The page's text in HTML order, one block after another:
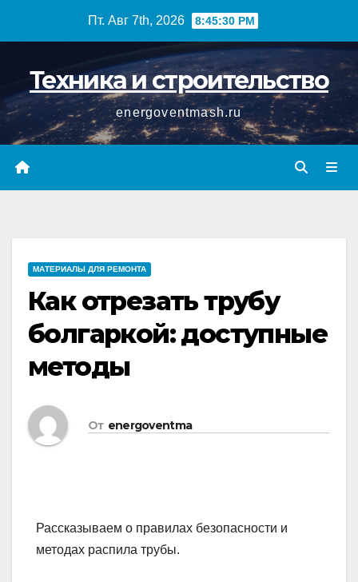
Пт. Авг 7th, 2026 8:45:31 PM
Техника и строительство
energoventmash.ru
МАТЕРИАЛЫ ДЛЯ РЕМОНТА
Как отрезать трубу
болгаркой: доступные
методы
От energoventma
Рассказываем о правилах безопасности и
методах распила трубы.